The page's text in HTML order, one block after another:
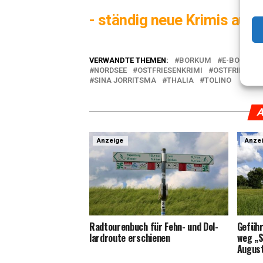
- stän­dig neue Kri­mis auf
VERWANDTE THEMEN: BORKUM E-BOOK
NORDSEE
OSTFRIESENKRIMI
SINA JORRITSMA
THALIA TOLINO
Anzeige
Rad­tou­ren­buch für Fehn- und Dol­
lard­rou­te erschienen weg